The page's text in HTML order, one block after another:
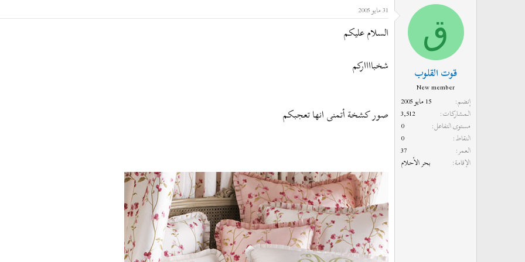
ئ
و
ع
ر
ا
ب
د
ء
ق
قوت القلوب
New member
إنضم
15 مايو 2005
المشاركات
3,512
مستوى التفاعل
0
النقاط
0
العمر
37
الإقامة
بحر الأحلام
31 مايو 2005
السلام عليكم
شخبااااركم
صور كشخة أتمنى انها تعجبكم